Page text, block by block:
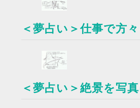
＜夢占い＞仕事で方
＜夢占い＞絶景を写